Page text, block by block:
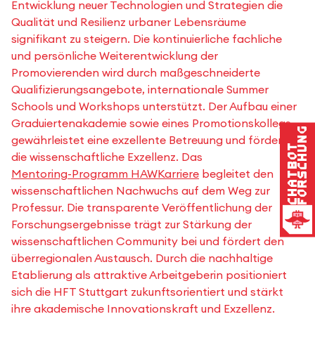
Entwicklung neuer Technologien und Strategien die
Qualität und Resilienz urbaner Lebensräume
signifikant zu steigern. Die kontinuierliche fachliche
und persönliche Weiterentwicklung der
Promovierenden wird durch maßgeschneiderte
Qualifizierungsangebote, internationale Summer
Schools und Workshops unterstützt. Der Aufbau einer
Graduiertenakademie sowie eines Promotionskollegs
gewährleistet eine exzellente Betreuung und fördert
die wissenschaftliche Exzellenz. Das
Mentoring-Programm HAWKarriere begleitet den
wissenschaftlichen Nachwuchs auf dem Weg zur
Professur. Die transparente Veröffentlichung der
Forschungsergebnisse trägt zur Stärkung der
wissenschaftlichen Community bei und fördert den
überregionalen Austausch. Durch die nachhaltige
Etablierung als attraktive Arbeitgeberin positioniert
sich die HFT Stuttgart zukunftsorientiert und stärkt
ihre akademische Innovationskraft und Exzellenz.
ChatbotForschung